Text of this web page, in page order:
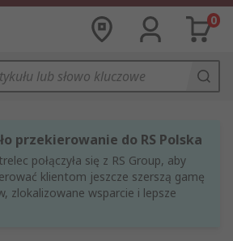
0
przekierowanie do RS Polska
połączyła się z RS Group, aby
klientom jeszcze szerszą gamę
zlokalizowane wsparcie i lepsze